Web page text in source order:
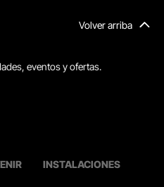
Volver arriba
eventos y ofertas.
INSTALACIONES